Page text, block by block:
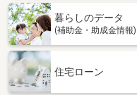
暮らしのデータ
(補助金・助成金情報)
住宅ローン